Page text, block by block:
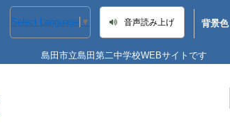
Select Language ▼ 音声読み上げ 背景色
島田市立島田第二中学校WEBサイトです